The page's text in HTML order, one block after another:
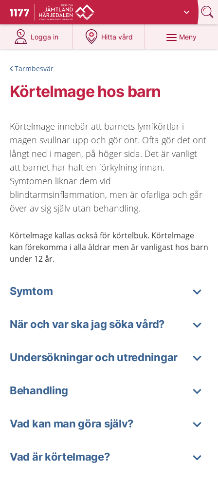
Till startsidan för 1177
Du har valt region
Logga in
på 1177.se
Hitta vård
på 1177.se
Meny
Tarmbesvär
Körtelmage hos barn
Körtelmage innebär att barnets lymfkörtlar i
magen svullnar upp och gör ont. Ofta gör det ont
långt ned i magen, på höger sida. Det är vanligt
att barnet har haft en förkylning innan.
Symtomen liknar dem vid
blindtarmsinflammation, men är ofarliga och går
över av sig själv utan behandling.
Körtelmage kallas också för körtelbuk. Körtelmage
kan förekomma i alla åldrar men är vanligast hos barn
under 12 år.
Symtom
När och var ska jag söka vård?
Undersökningar och utredningar
Behandling
Vad kan man göra själv?
Vad är körtelmage?